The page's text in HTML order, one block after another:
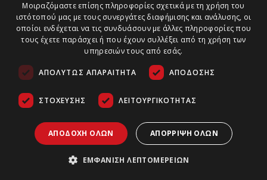
Μοιραζόμαστε επίσης πληροφορίες σχετικά με τη χρήση του
ιστότοπού μας με τους συνεργάτες διαφήμισης και ανάλυσης, οι
οποίοι ενδέχεται να τις συνδυάσουν με άλλες πληροφορίες που
τους έχετε παράσχει ή που έχουν συλλέξει από τη χρήση των
υπηρεσιών τους από εσάς.
ΑΠΟΛΎΤΩΣ ΑΠΑΡΑΊΤΗΤΑ ΑΠΌΔΟΣΗΣ
ΣΤΌΧΕΥΣΗΣ ΛΕΙΤΟΥΡΓΙΚΌΤΗΤΑΣ
ΑΠΟΔΟΧΉ ΌΛΩΝ ΑΠΌΡΡΙΨΗ ΌΛΩΝ
ΕΜΦΆΝΙΣΗ ΛΕΠΤΟΜΕΡΕΙΏΝ